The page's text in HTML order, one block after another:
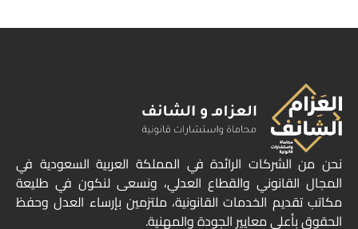
نحن من الشركات الرائدة في المملكة العربية السعودية في
المجال القانوني والقطاع العدلي، ونسعى لنكون في طليعة
مكاتب تقديم الخدمات القانونية، ملتزمين بإرساء العدل وحفظ
الحقوق بأعلى معايير الجودة والمهنية.